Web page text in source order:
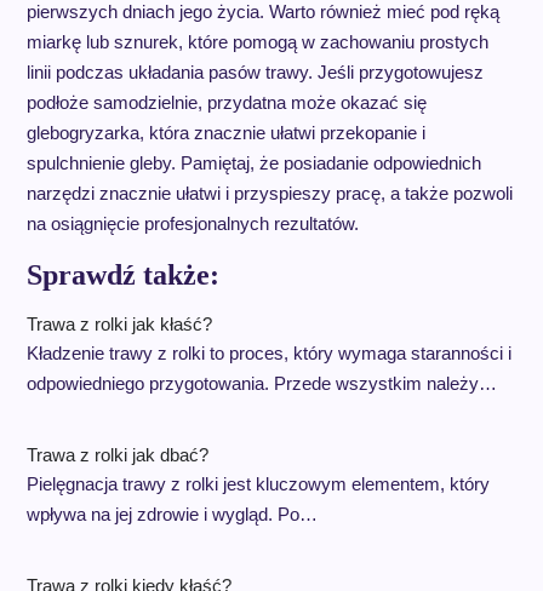
pierwszych dniach jego życia. Warto również mieć pod ręką
miarkę lub sznurek, które pomogą w zachowaniu prostych
linii podczas układania pasów trawy. Jeśli przygotowujesz
podłoże samodzielnie, przydatna może okazać się
glebogryzarka, która znacznie ułatwi przekopanie i
spulchnienie gleby. Pamiętaj, że posiadanie odpowiednich
narzędzi znacznie ułatwi i przyspieszy pracę, a także pozwoli
na osiągnięcie profesjonalnych rezultatów.
Sprawdź także:
Trawa z rolki jak kłaść?
Kładzenie trawy z rolki to proces, który wymaga staranności i
odpowiedniego przygotowania. Przede wszystkim należy…
Trawa z rolki jak dbać?
Pielęgnacja trawy z rolki jest kluczowym elementem, który
wpływa na jej zdrowie i wygląd. Po…
Trawa z rolki kiedy kłaść?